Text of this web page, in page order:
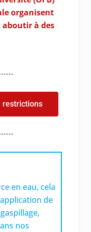
organisent
à des
restrictions
en eau, cela
de
nos